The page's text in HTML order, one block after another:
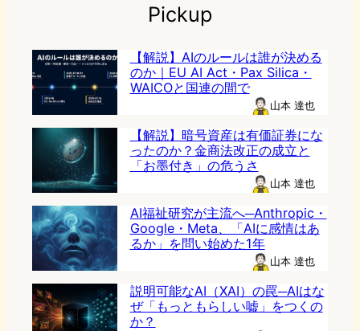
Pickup
【解説】AIのルールは誰が決める
のか｜EU AI Act・Pax Silica・
WAICOと国連の間で
山本 達也
【解説】暗号資産は有価証券にな
ったのか？金商法改正の成立と
「お墨付き」の危うさ
山本 達也
AI福祉研究が主流へ─Anthropic・
Google・Meta、「AIに感情はあ
るか」を問い始めた1年
山本 達也
説明可能なAI（XAI）の罠─AIはな
ぜ「もっともらしい嘘」をつくの
か？